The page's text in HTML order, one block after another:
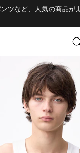
ツなど、人気の商品が